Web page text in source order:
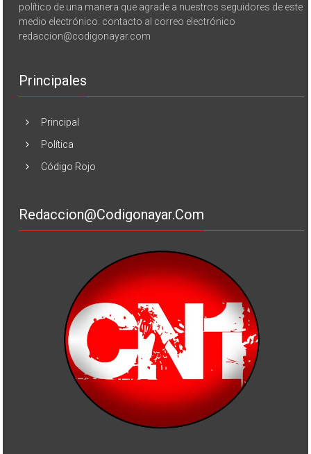
político de una manera que agrade a nuestros seguidores de este
medio electrónico. contacto al correo electrónico
redaccion@codigonayar.com
Principales
Principal
Política
Código Rojo
Redaccion@codigonayar.com